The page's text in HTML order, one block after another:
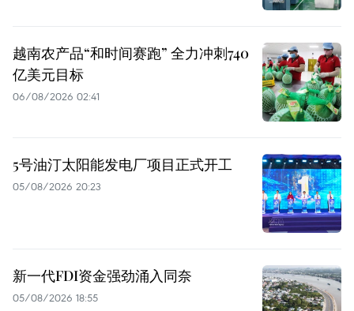
越南农产品“和时间赛跑” 全力冲刺740
亿美元目标
06/08/2026 02:41
5号油汀太阳能发电厂项目正式开工
05/08/2026 20:23
新一代FDI资金强劲涌入同奈
05/08/2026 18:55